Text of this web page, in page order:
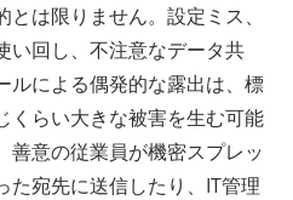
とは限りません。設定ミス、
い回し、不注意なデータ共
ルによる偶発的な露出は、標
くらい大きな被害を生む可能
善意の従業員が機密スプレッ
た宛先に送信したり、IT管理